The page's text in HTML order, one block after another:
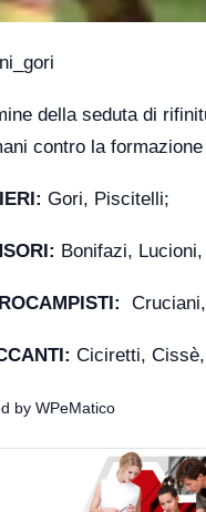
della seduta di
contro la
Gori, Piscitelli;
Bonifazi,
Ciciretti,
by WPeMatico